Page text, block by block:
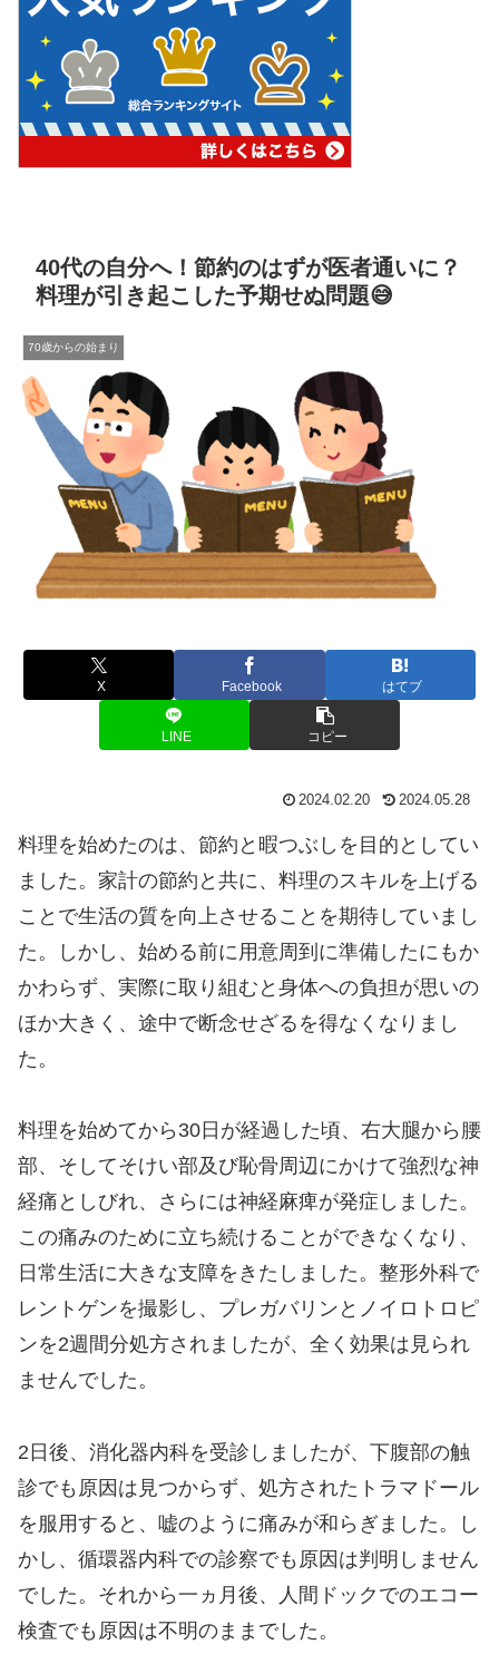
40代の自分へ！節約のはずが医者通いに？
料理が引き起こした予期せぬ問題😅
70歳からの始まり
X Facebook はてブ
LINE コピー
2024.02.20 2024.05.28
料理を始めたのは、節約と暇つぶしを目的としてい
ました。家計の節約と共に、料理のスキルを上げる
ことで生活の質を向上させることを期待していまし
た。しかし、始める前に用意周到に準備したにもか
かわらず、実際に取り組むと身体への負担が思いの
ほか大きく、途中で断念せざるを得なくなりまし
た。
料理を始めてから30日が経過した頃、右大腿から腰
部、そしてそけい部及び恥骨周辺にかけて強烈な神
経痛としびれ、さらには神経麻痺が発症しました。
この痛みのために立ち続けることができなくなり、
日常生活に大きな支障をきたしました。整形外科で
レントゲンを撮影し、プレガバリンとノイロトロピ
ンを2週間分処方されましたが、全く効果は見られ
ませんでした。
2日後、消化器内科を受診しましたが、下腹部の触
診でも原因は見つからず、処方されたトラマドール
を服用すると、嘘のように痛みが和らぎました。し
かし、循環器内科での診察でも原因は判明しません
でした。それから一ヵ月後、人間ドックでのエコー
検査でも原因は不明のままでした。